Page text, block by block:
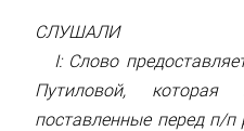
СЛУШАЛИ
I: Слово
Путиловой, которая
поставленные перед п/п